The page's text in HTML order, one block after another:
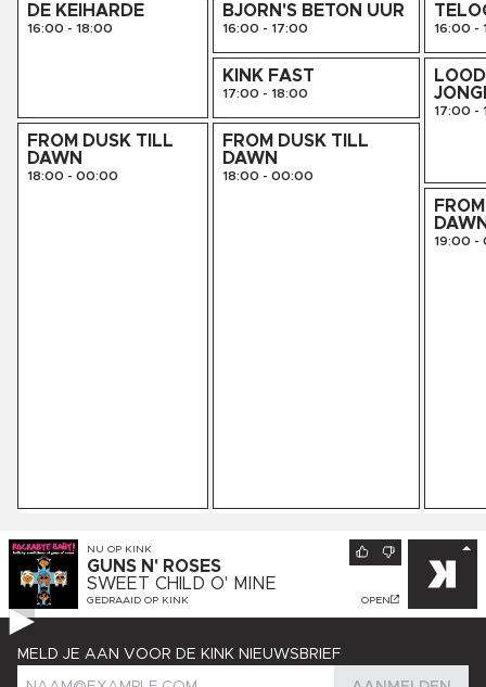
DE KEIHARDE
16:00 - 18:00
FROM DUSK TILL
DAWN
18:00 - 00:00
BJORN'S BETON UUR
16:00 - 17:00
KINK FAST
17:00 - 18:00
FROM DUSK TILL
DAWN
18:00 - 00:00
16:00 -
17:00 -
19:00 -
NU OP KINK
GUNS N' ROSES
SWEET CHILD O' MINE
GEDRAAID OP KINK OPEN
MELD JE AAN VOOR DE KINK NIEUWSBRIEF